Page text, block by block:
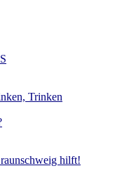
Trinken
hilft!